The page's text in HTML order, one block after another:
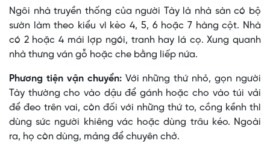
Ngôi nhà truyền thống của người Tày là nhà sàn có bộ
sườn làm theo kiểu vì kèo 4, 5, 6 hoặc 7 hàng cột. Nhà
có 2 hoặc 4 mái lợp ngói, tranh hay lá cọ. Xung quanh
nhà thưng ván gỗ hoặc che bằng liếp nứa.
Phương tiện vận chuyển:Với những thứ nhỏ, gọn người
Tày thường cho vào dậu để gánh hoặc cho vào túi vải
để đeo trên vai, còn đối với những thứ to, cồng kềnh thì
dùng sức người khiêng vác hoặc dùng trâu kéo. Ngoài
ra, họ còn dùng, mảng để chuyên chở.